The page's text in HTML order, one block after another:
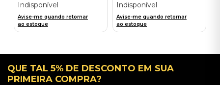
Indisponível
Avise-me quando retornar
ao estoque
Indisponível
Avise-me quando retornar
ao estoque
QUE TAL 5% DE DESCONTO EM SUA
PRIMEIRA COMPRA?